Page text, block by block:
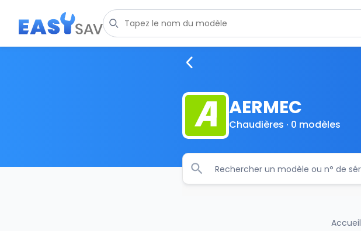
AERMEC
Chaudières · 0 modèles
Accueil